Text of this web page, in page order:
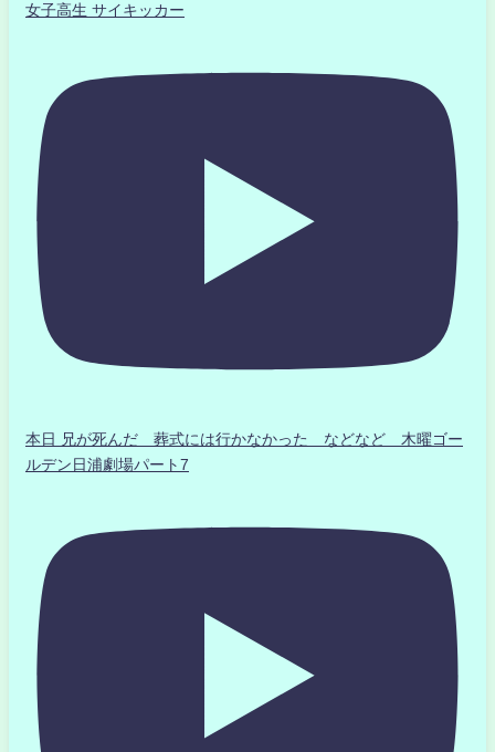
女子高生 サイキッカー
本日 兄が死んだ 葬式には行かなかった などなど 木曜ゴー
ルデン日浦劇場パート7